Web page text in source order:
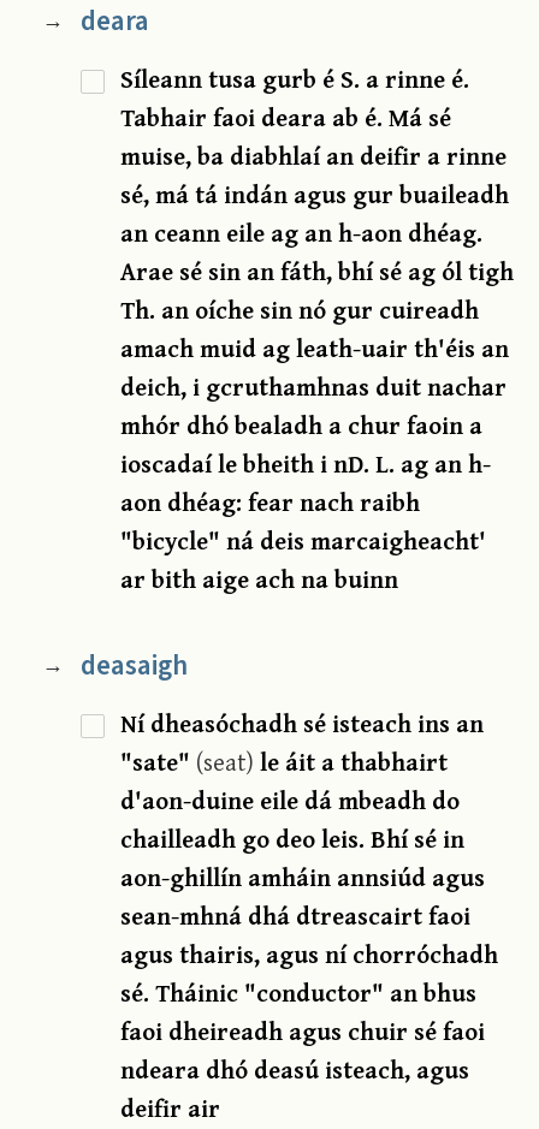
→ deara
Síleann tusa gurb é S. a rinne é.
Tabhair faoi deara ab é. Má sé
muise, ba diabhlaí an deifir a rinne
sé, má tá indán agus gur buaileadh
an ceann eile ag an h-aon dhéag.
Arae sé sin an fáth, bhí sé ag ól tigh
Th. an oíche sin nó gur cuireadh
amach muid ag leath-uair th'éis an
deich, i gcruthamhnas duit nachar
mhór dhó bealadh a chur faoin a
ioscadaí le bheith i nD. L. ag an h-
aon dhéag: fear nach raibh
"bicycle" ná deis marcaigheacht'
ar bith aige ach na buinn
→ deasaigh
Ní dheasóchadh sé isteach ins an
"sate" (seat)le áit a thabhairt
d'aon-duine eile dá mbeadh do
chailleadh go deo leis. Bhí sé in
aon-ghillín amháin annsiúd agus
sean-mhná dhá dtreascairt faoi
agus thairis, agus ní chorróchadh
sé. Tháinic "conductor" an bhus
faoi dheireadh agus chuir sé faoi
ndeara dhó deasú isteach, agus
deifir air